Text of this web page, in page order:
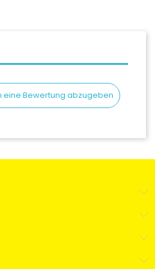
eine Bewertung abzugeben